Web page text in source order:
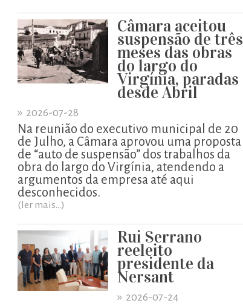
Câmara aceitou
suspensão de três
meses das obras
do largo do
Virgínia, paradas
desde Abril
» 2026-07-28
Na reunião do executivo municipal de 20
de Julho, a Câmara aprovou uma proposta
de “auto de suspensão” dos trabalhos da
obra do largo do Virgínia, atendendo a
argumentos da empresa até aqui
desconhecidos.
(ler mais...)
Rui Serrano
reeleito
presidente da
Nersant
» 2026-07-24